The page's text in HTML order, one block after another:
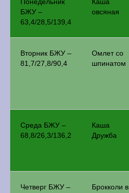
БЖУ –
63,4/28,5/139,4
овсяная
Вторник БЖУ –
81,7/27,8/90,4
Омлет со
шпинатом
Среда БЖУ –
68,8/26,3/136,2
Каша
Дружба
Четверг БЖУ –
Брокколи в